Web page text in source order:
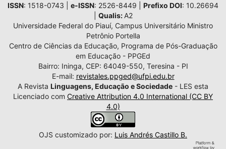
ISSN: 1518-0743 | e-ISSN: 2526-8449 | Prefixo DOI: 10.26694
Qualis: A2
Universidade Federal do Piauí, Campus Universitário Ministro
Petrônio Portella
Centro de Ciências da Educação, Programa de Pós-Graduação
em Educação - PPGEd
Bairro: Ininga, CEP: 64049-550, Teresina - PI
E-mail: revistales.ppged@ufpi.edu.br
A Revista Linguagens, Educação e Sociedade - LES esta
Licenciado com Creative Attribution 4.0 International (CC BY
4.0)
OJS customizado por: Luis Andrés Castillo B.